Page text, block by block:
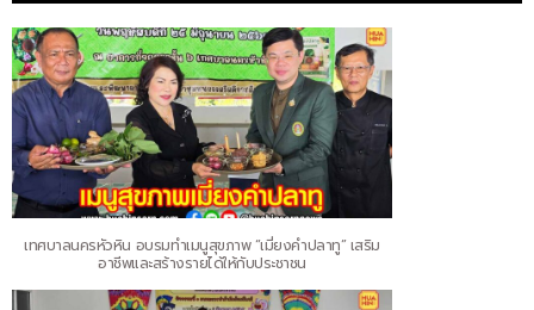
เทศบาลนครหัวหิน อบรมทำเมนูสุขภาพ “เมี่ยงคำปลาทู” เสริม
อาชีพและสร้างรายได้ให้กับประชาชน